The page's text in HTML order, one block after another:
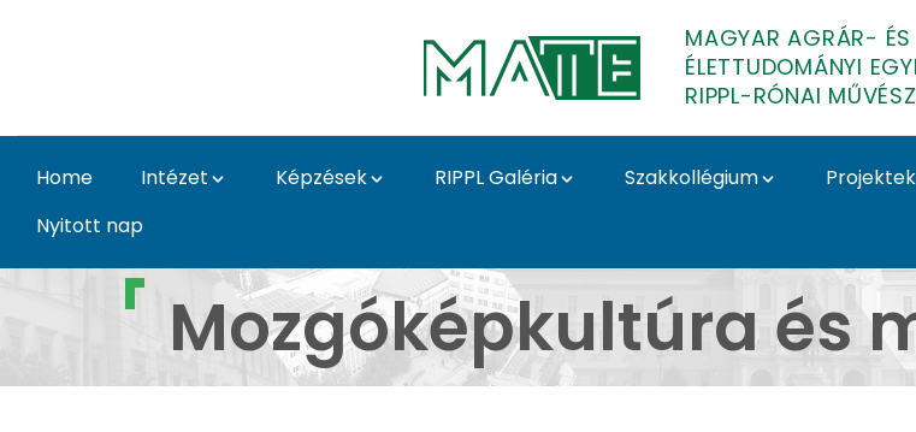
MAGYAR AGRÁR- ÉS
ÉLETTUDOMÁNYI
RIPPL-RÓNAI
Home Intézet Képzések RIPPL Galéria Szakkollégium Projektek
Nyitott nap
Mozgóképkultúra és médiaismeret
Mozgóképkultúra és